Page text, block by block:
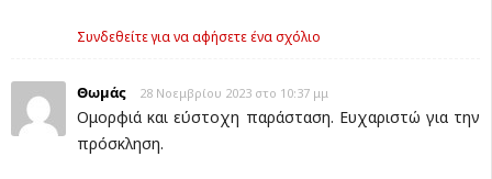
Συνδεθείτε για να αφήσετε ένα σχόλιο
Θωμάς 28 Νοεμβρίου 2023 στο 10:37 μμ
Ομορφιά και εύστοχη παράσταση. Ευχαριστώ για την
πρόσκληση.